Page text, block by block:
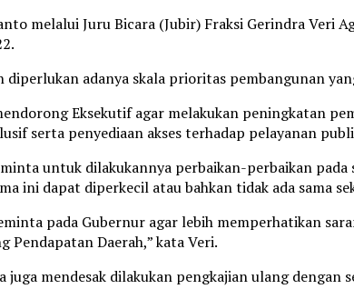
melalui Juru Bicara (Jubir) Fraksi Gerindra Veri
diperlukan adanya skala prioritas pembangunan
Eksekutif agar melakukan peningkatan
serta penyediaan akses terhadap pelayanan
untuk dilakukannya perbaikan-perbaikan
ini dapat diperkecil atau bahkan tidak ada sama
pada Gubernur agar lebih memperhatikan
Daerah,” kata Veri.
juga mendesak dilakukan pengkajian ulang dengan